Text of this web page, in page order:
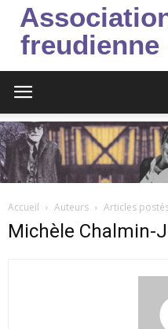
freudienne
Accueil Auteurs Articles
Michèle Chalmin-